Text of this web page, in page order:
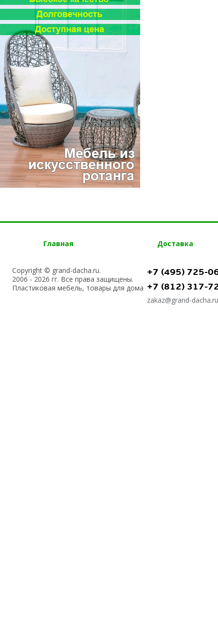
Главная Доставка
Copyright © grand-dacha.ru.
2006 - 2026 гг. Все права защищены.
Пластиковая мебель, товары для дома
+7 (495) 725-
+7 (812) 317-
zakaz@grand-dacha.ru